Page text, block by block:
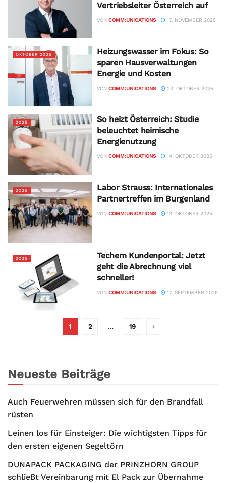
Vertriebsleiter Österreich auf
VON COMM:UNICATIONS 17. NOVEMBER 2025
OKTOBER 2025
Heizungswasser im Fokus: So
sparen Hausverwaltungen
Energie und Kosten
VON COMM:UNICATIONS 23. OKTOBER 2025
2025
So heizt Österreich: Studie
beleuchtet heimische
Energienutzung
VON COMM:UNICATIONS 14. OKTOBER 2025
2025
Labor Strauss: Internationales
Partnertreffen im Burgenland
VON COMM:UNICATIONS 13. OKTOBER 2025
2025
Techem Kundenportal: Jetzt
geht die Abrechnung viel
schneller!
VON COMM:UNICATIONS 17. SEPTEMBER 2025
1 2 … 19
Neueste Beiträge
Auch Feuerwehren müssen sich für den Brandfall
rüsten
Leinen los für Einsteiger: Die wichtigsten Tipps für
den ersten eigenen Segeltörn
DUNAPACK PACKAGING der PRINZHORN GROUP
schließt Vereinbarung mit El Pack zur Übernahme